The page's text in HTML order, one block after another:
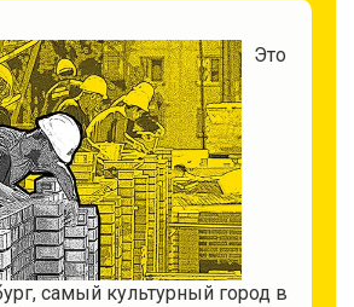
Это
самый культурный город в